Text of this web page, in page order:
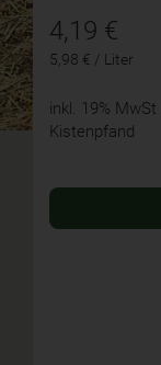
4,19 €
5,98 € / Liter
inkl. 19% MwSt
Kistenpfand